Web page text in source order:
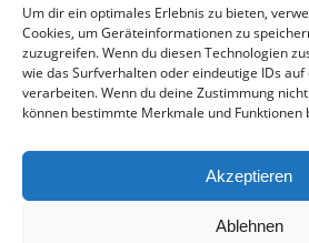
Um dir ein optimales Erlebnis zu bieten,
Cookies, um Geräteinformationen zu
zuzugreifen. Wenn du diesen Technologien
wie das Surfverhalten oder eindeutige IDs auf
verarbeiten. Wenn du deine Zustimmung
können bestimmte Merkmale und
Akzeptieren
Ablehnen
0:2 Chitdon (33./Eigentor)
1:2 Ihrig (53.)
Info
Rheinhessen-Pokal, 2.
Alle bisherigen Partien der beiden
anzeigen